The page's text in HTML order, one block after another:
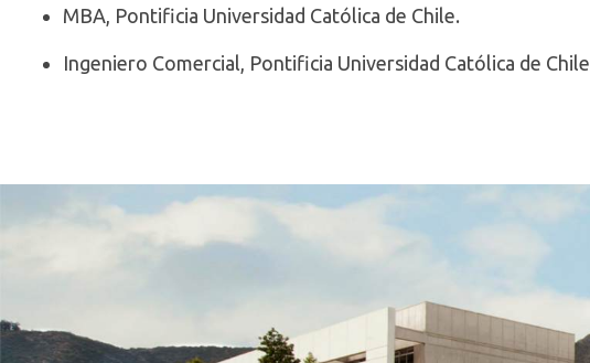
MBA, Pontificia Universidad Católica de Chile.
Ingeniero Comercial, Pontificia Universidad Católica de Chile